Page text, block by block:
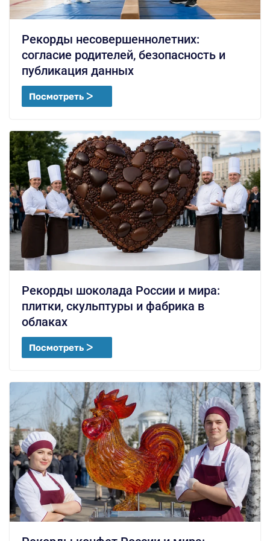
Рекорды несовершеннолетних:
согласие родителей, безопасность и
публикация данных
Посмотреть ᐳ
Рекорды шоколада России и мира:
плитки, скульптуры и фабрика в
облаках
Посмотреть ᐳ